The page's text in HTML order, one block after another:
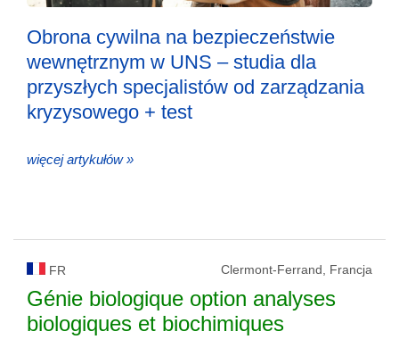
Obrona cywilna na bezpieczeństwie
wewnętrznym w UNS – studia dla
przyszłych specjalistów od zarządzania
kryzysowego + test
więcej artykułów »
FR Clermont-Ferrand, Francja
Génie biologique option analyses
biologiques et biochimiques